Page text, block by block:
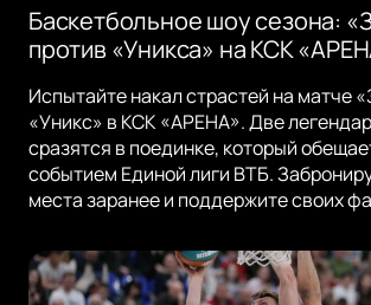
Баскетбольное шоу сезона:
против «Уникса» на КСК
Испытайте накал страстей на матче
«Уникс» в КСК «АРЕНА». Две
сразятся в поединке, который
событием Единой лиги ВТБ.
места заранее и поддержите своих